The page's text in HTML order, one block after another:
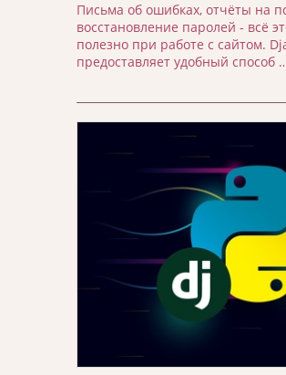
Письма об ошибках, отчёты на
восстановление паролей - всё
полезно при работе с сайтом.
предоставляет удобный способ